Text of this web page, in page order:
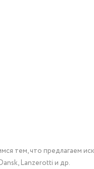
тем, что предлагаем
Lanzerotti и др.